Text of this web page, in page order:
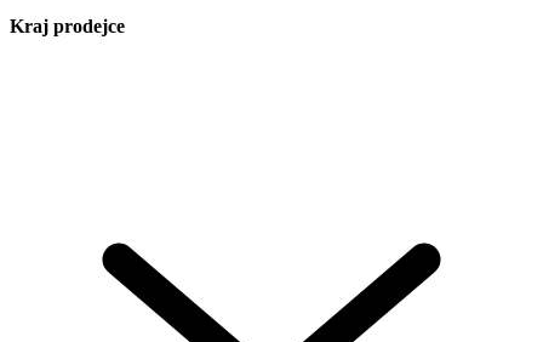
Kraj prodejce